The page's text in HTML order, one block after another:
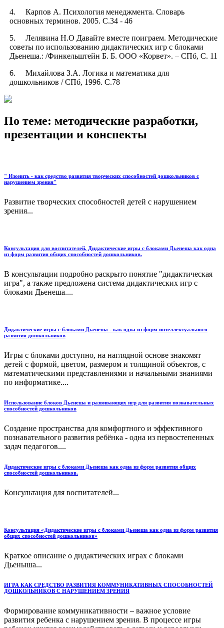
4. Карпов А. Психология менеджмента. Словарь
основных терминов. 2005. С.34 - 46
5. Лелявина Н.О Давайте вместе поиграем. Методические
советы по использованию дидактических игр с блоками
Дьенеша.: /Финкельштейн Б. Б. ООО «Корвет». – СПб, С. 11
6. Михайлова З.А. Логика и математика для
дошкольников / СПб, 1996. С.78
По теме: методические разработки,
презентации и конспекты
" Изонить - как средство развития творческих способностей дошкольников с
нарушением зрения"
Развитие творческих способностей детей с нарушением
зрения...
Консультация для воспитателей. Дидактические игры с блоками Дьенеша как одна
из форм развития общих способностей дошкольников.
В консультации подробно раскрыто понятие "дидактическая
игра", а также предложена система дидактических игр с
блоками Дьенеша....
Дидактические игры с блоками Дьенеша - как одна из форм интеллектуального
развития дошкольников
Игры с блоками доступно, на наглядной основе знакомят
детей с формой, цветом, размером и толщиной объектов, с
математическими представлениями и начальными знаниями
по информатике....
Использование блоков Дьенеша и развивающих игр для развития познавательных
способностей дошкольников
Создание пространства для комфортного и эффективного
познавательного развития ребёнка - одна из первостепенных
задач педагогов....
Дидактические игры с блоками Дьенеша как одна из форм развития общих
способностей дошкольников.
Консультация для воспитателей...
Консультация «Дидактические игры с блоками Дьенеша как одна из форм развития
общих способностей дошкольников»
Краткое описание о дидактических играх с блоками
Дьеныша...
ИГРА КАК СРЕДСТВО РАЗВИТИЯ КОММУНИКАТИВНЫХ СПОСОБНОСТЕЙ
ДОШКОЛЬНИКОВ С НАРУШЕНИЕМ ЗРЕНИЯ
Формирование коммуникативности – важное условие
развития ребенка с нарушением зрения. В процессе игры